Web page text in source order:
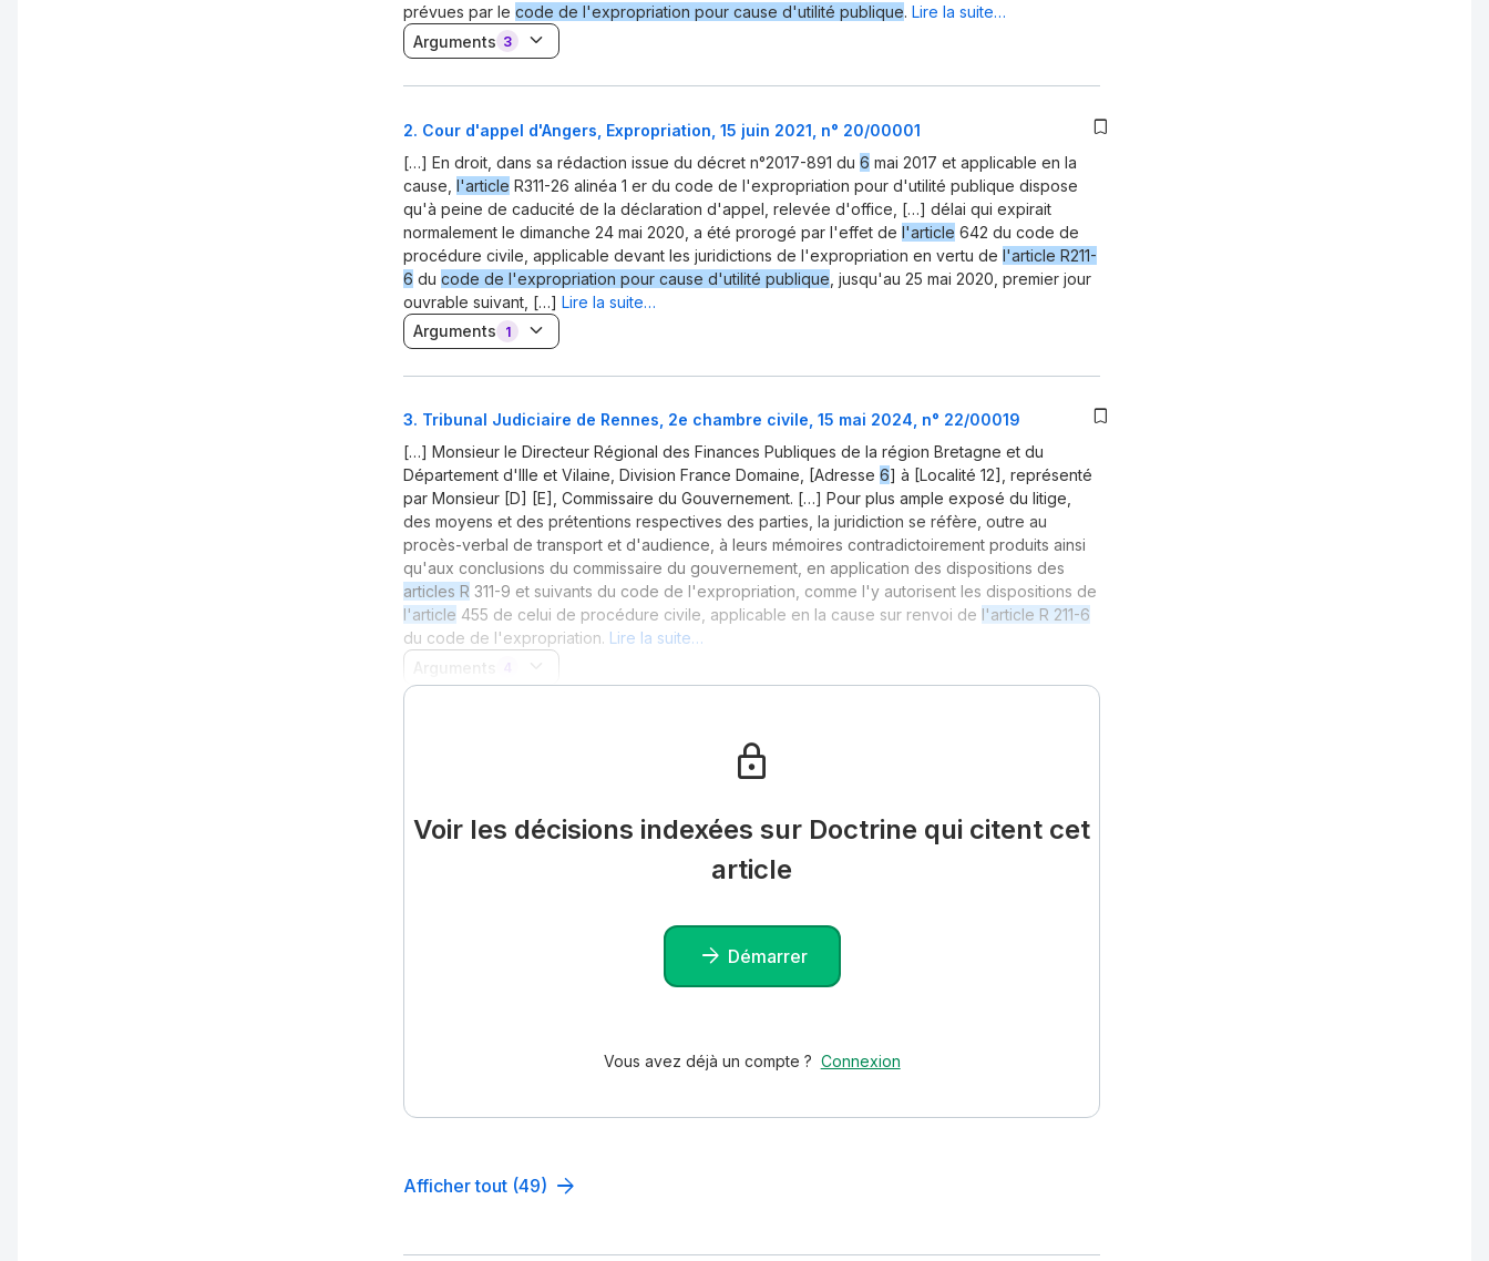
prévues par le code de l'expropriation pour cause d'utilité publique. Lire la suite…
Arguments 3
2. Cour d'appel d'Angers, Expropriation, 15 juin 2021, n° 20/00001
[…] En droit, dans sa rédaction issue du décret n°2017-891 du 6 mai 2017 et applicable en la
cause, l'article R311-26 alinéa 1 er du code de l'expropriation pour d'utilité publique dispose
qu'à peine de caducité de la déclaration d'appel, relevée d'office, […] délai qui expirait
normalement le dimanche 24 mai 2020, a été prorogé par l'effet de l'article 642 du code de
procédure civile, applicable devant les juridictions de l'expropriation en vertu de l'article R211-
6 du code de l'expropriation pour cause d'utilité publique , jusqu'au 25 mai 2020, premier jour
ouvrable suivant, […] Lire la suite…
Arguments
1
3. Tribunal Judiciaire de Rennes, 2e chambre civile, 15 mai 2024, n° 22/00019
[…] Monsieur le Directeur Régional des Finances Publiques de la région Bretagne et du
Département d'Ille et Vilaine, Division France Domaine, [Adresse 6] à [Localité 12], représenté
par Monsieur [D] [E], Commissaire du Gouvernement. […] Pour plus ample exposé du litige,
des moyens et des prétentions respectives des parties, la juridiction se réfère, outre au
procès-verbal de transport et d'audience, à leurs mémoires contradictoirement produits ainsi
qu'aux conclusions du commissaire du gouvernement, en application des dispositions des
articles R 311-9 et suivants du code de l'expropriation, comme l'y autorisent les dispositions de
l'article 455 de celui de procédure civile, applicable en la cause sur renvoi de l'article R 211-6
du code de l'expropriation. Lire la suite…
Arguments
4
Voir les décisions indexées sur Doctrine qui citent cet
article
Démarrer
Vous avez déjà un compte ? Connexion
Afficher tout (49)